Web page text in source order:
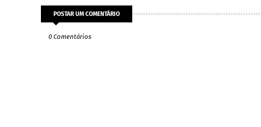
POSTAR UM COMENTÁRIO
0 Comentários